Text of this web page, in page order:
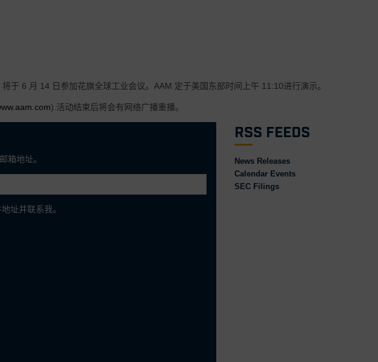
需求方面有着良好的记录
强劲的自由现金流收益率
多个地区、客户和汽车细分市场
于 6 月 14 日参加花旗全球工业会议。AAM 定于美国东部时间上午 11:10进行演示。
).活动结束后将会有网络广播重播。
箱地址。
址并联系我。
RSS Feeds
News Releases
Calendar Events
SEC Filings